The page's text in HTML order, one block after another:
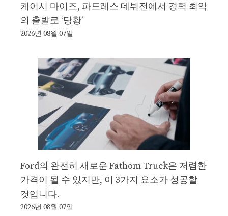
케이시 마이즈, 파드레스 데뷔전에서 경력 최악
의 출발로 ‘당황’
2026년 08월 07일
Ford의 완전히 새로운 Fathom Truck은 저렴한
가격이 될 수 있지만, 이 3가지 요소가 성공할
것입니다.
2026년 08월 07일